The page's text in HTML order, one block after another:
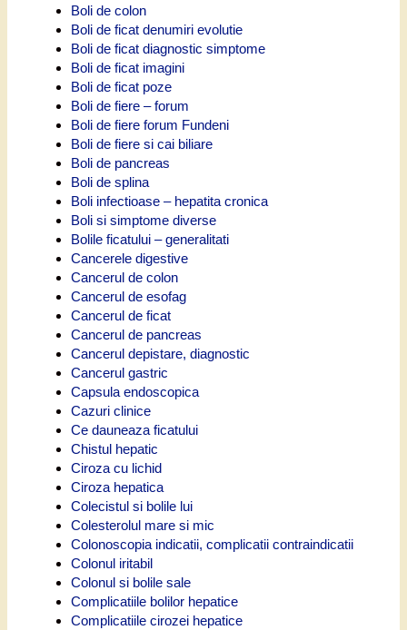
Boli de colon
Boli de ficat denumiri evolutie
Boli de ficat diagnostic simptome
Boli de ficat imagini
Boli de ficat poze
Boli de fiere – forum
Boli de fiere forum Fundeni
Boli de fiere si cai biliare
Boli de pancreas
Boli de splina
Boli infectioase – hepatita cronica
Boli si simptome diverse
Bolile ficatului – generalitati
Cancerele digestive
Cancerul de colon
Cancerul de esofag
Cancerul de ficat
Cancerul de pancreas
Cancerul depistare, diagnostic
Cancerul gastric
Capsula endoscopica
Cazuri clinice
Ce dauneaza ficatului
Chistul hepatic
Ciroza cu lichid
Ciroza hepatica
Colecistul si bolile lui
Colesterolul mare si mic
Colonoscopia indicatii, complicatii contraindicatii
Colonul iritabil
Colonul si bolile sale
Complicatiile bolilor hepatice
Complicatiile cirozei hepatice